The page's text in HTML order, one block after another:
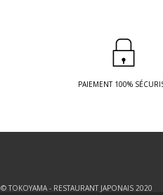
PAIEMENT 100%
© TOKOYAMA - RESTAURANT JAPONAIS 2020